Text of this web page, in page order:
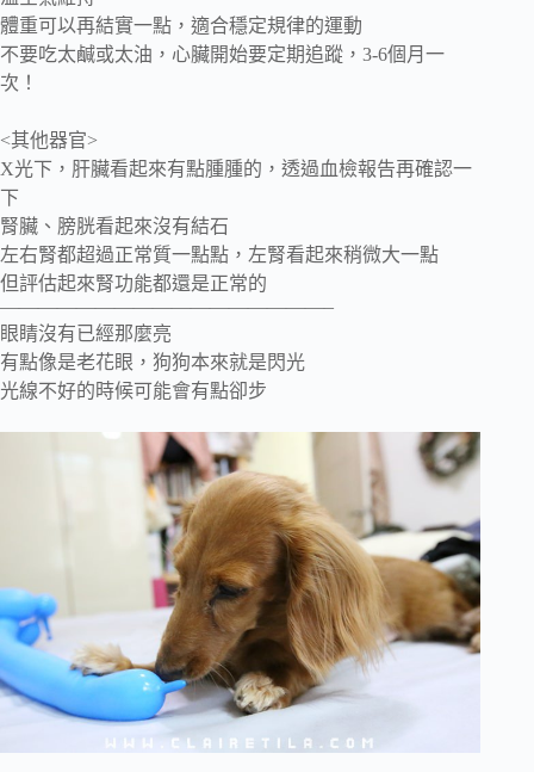
體重可以再結實一點，適合穩定規律的運動
不要吃太鹹或太油，心臟開始要定期追蹤，3-6個月一
次！
<其他器官>
X光下，肝臟看起來有點腫腫的，透過血檢報告再確認一
下
腎臟、膀胱看起來沒有結石
左右腎都超過正常質一點點，左腎看起來稍微大一點
但評估起來腎功能都還是正常的
—————————————————–
眼睛沒有已經那麼亮
有點像是老花眼，狗狗本來就是閃光
光線不好的時候可能會有點卻步